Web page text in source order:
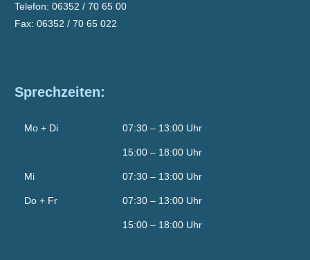
Telefon: 06352 / 70 65 00
Fax: 06352 / 70 65 022
Sprechzeiten:
Mo + Di 07:30 – 13:00 Uhr
15:00 – 18:00 Uhr
Mi 07:30 – 13:00 Uhr
Do + Fr 07:30 – 13:00 Uhr
15:00 – 18:00 Uhr